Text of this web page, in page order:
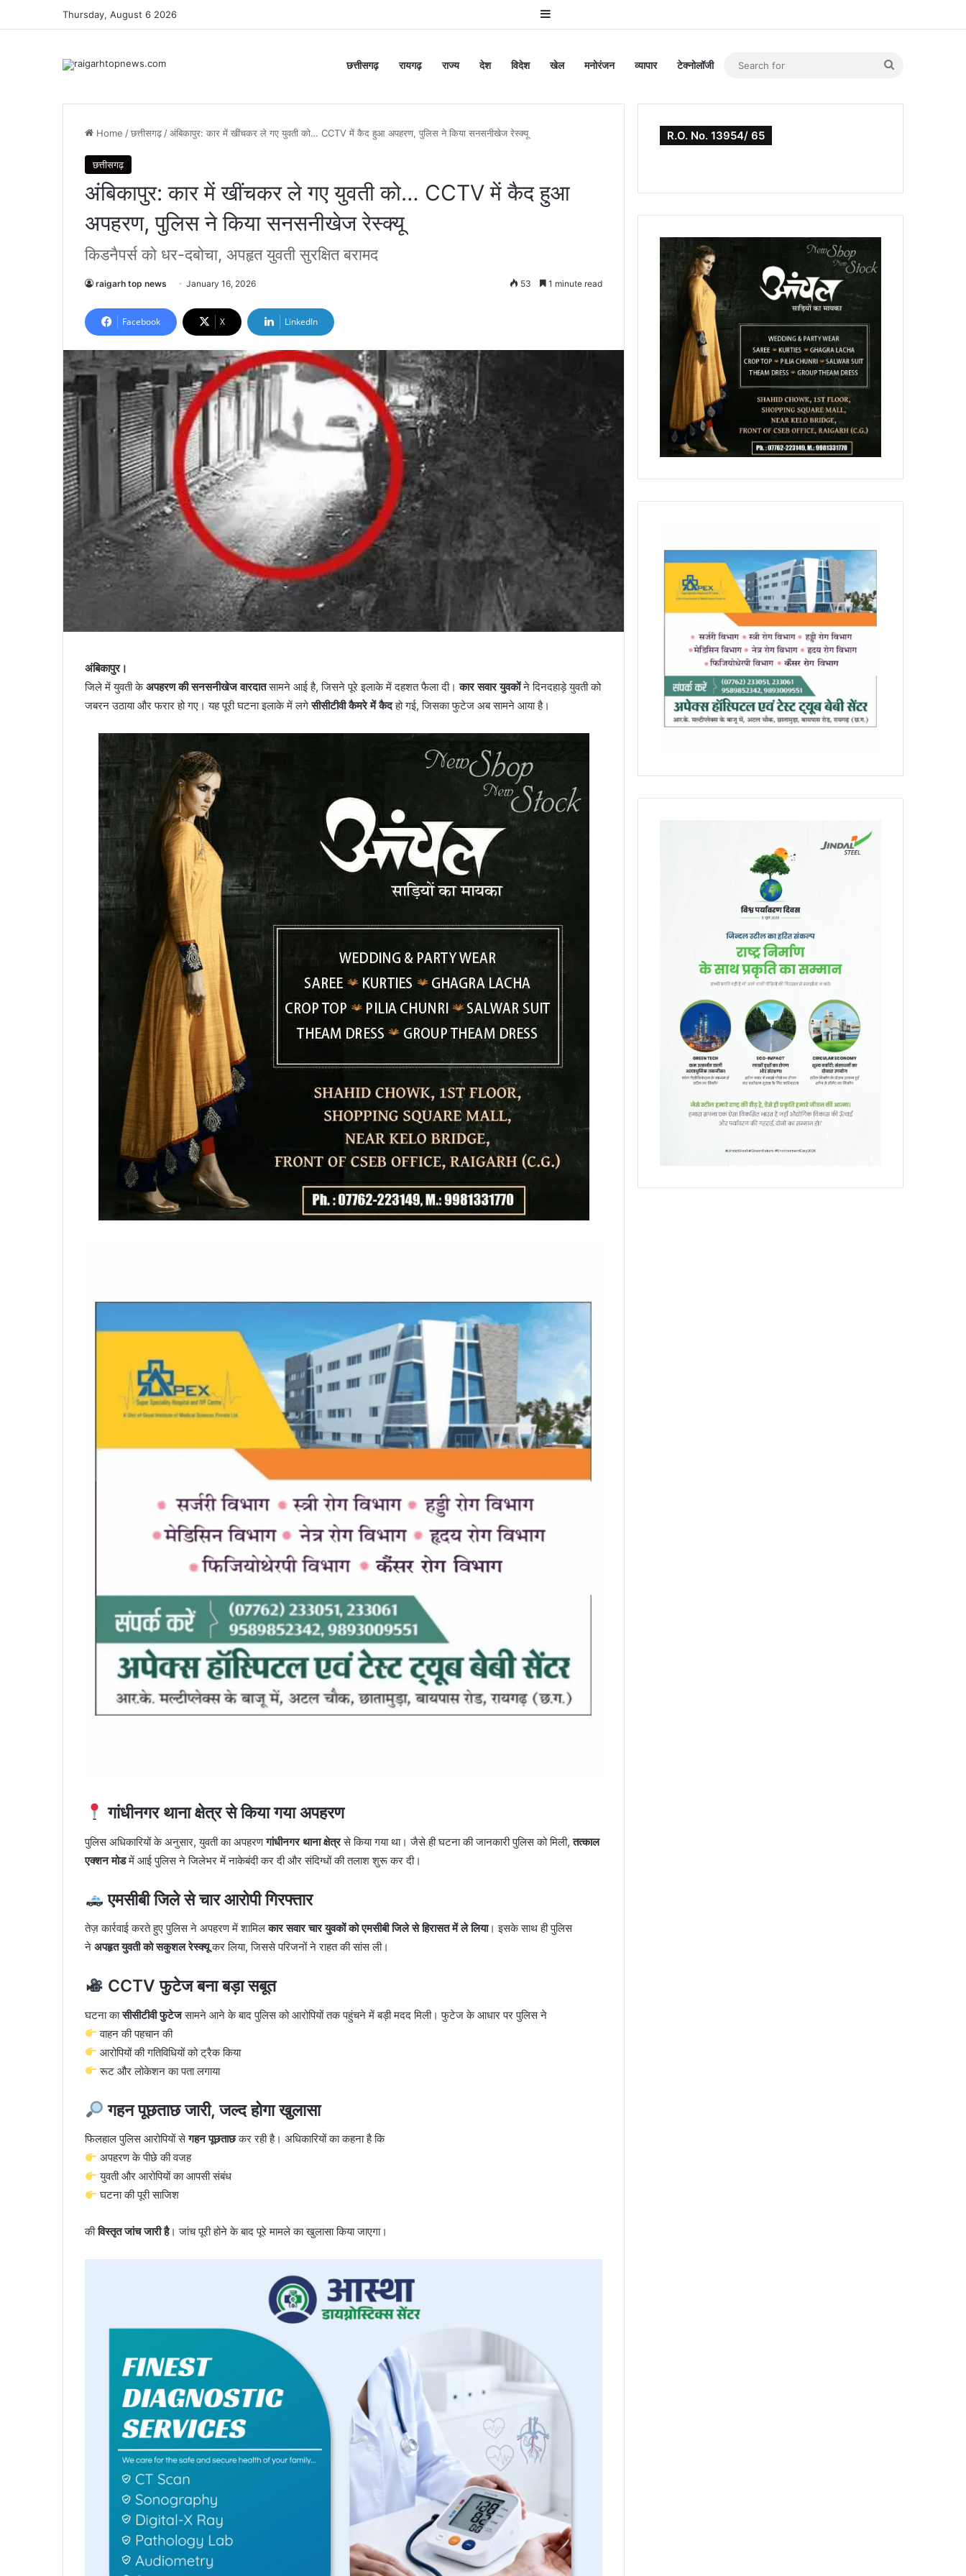
Thursday, August 6 2026 Sidebar
छत्तीसगढ़ रायगढ़ राज्य देश विदेश खेल मनोरंजन व्यापार टेक्नोलॉजी
Home /छत्तीसगढ़ /अंबिकापुर: कार में खींचकर ले गए युवती को… CCTV में कैद हुआ अपहरण, पुलिस ने किया सनसनीखेज रेस्क्यू
छत्तीसगढ़
अंबिकापुर: कार में खींचकर ले गए युवती को… CCTV में कैद हुआ
अपहरण, पुलिस ने किया सनसनीखेज रेस्क्यू
किडनैपर्स को धर-दबोचा, अपहृत युवती सुरक्षित बरामद
raigarh top news January 16, 2026 53 1 minute read
Facebook X LinkedIn
अंबिकापुर।
जिले में युवती केअपहरण की सनसनीखेज वारदातसामने आई है, जिसने पूरे इलाके में दहशत फैला दी।कार सवार युवकोंने दिनदहाड़े युवती को
जबरन उठाया और फरार हो गए। यह पूरी घटना इलाके में लगेसीसीटीवी कैमरे में कैदहो गई, जिसका फुटेज अब सामने आया है।
गांधीनगर थाना क्षेत्र से किया गया अपहरण
पुलिस अधिकारियों के अनुसार, युवती का अपहरणगांधीनगर थाना क्षेत्रसे किया गया था। जैसे ही घटना की जानकारी पुलिस को मिली,तत्काल
एक्शन मोडमें आई पुलिस ने जिलेभर में नाकेबंदी कर दी और संदिग्धों की तलाश शुरू कर दी।
एमसीबी जिले से चार आरोपी गिरफ्तार
तेज़ कार्रवाई करते हुए पुलिस ने अपहरण में शामिलकार सवार चार युवकों को एमसीबी जिले से हिरासत में ले लिया। इसके साथ ही पुलिस
ने अपहृत युवती को सकुशल रेस्क्यूकर लिया, जिससे परिजनों ने राहत की सांस ली।
CCTV फुटेज बना बड़ा सबूत
घटना कासीसीटीवी फुटेजसामने आने के बाद पुलिस को आरोपियों तक पहुंचने में बड़ी मदद मिली। फुटेज के आधार पर पुलिस ने
वाहन की पहचान की
आरोपियों की गतिविधियों को ट्रैक किया
रूट और लोकेशन का पता लगाया
गहन पूछताछ जारी, जल्द होगा खुलासा
फिलहाल पुलिस आरोपियों सेगहन पूछताछकर रही है। अधिकारियों का कहना है कि
अपहरण के पीछे की वजह
युवती और आरोपियों का आपसी संबंध
घटना की पूरी साजिश
कीविस्तृत जांच जारी है। जांच पूरी होने के बाद पूरे मामले का खुलासा किया जाएगा।
R.O. No. 13954/ 65